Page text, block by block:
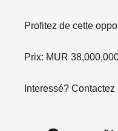
Profitez de cette
Prix: MUR
Interessé?